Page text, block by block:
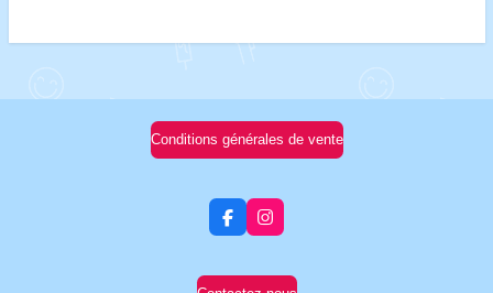
Conditions générales de vente
F
a
e
b
I
n
t
a